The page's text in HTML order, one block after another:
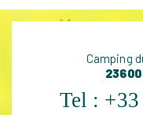
Camping
23600
Tel :